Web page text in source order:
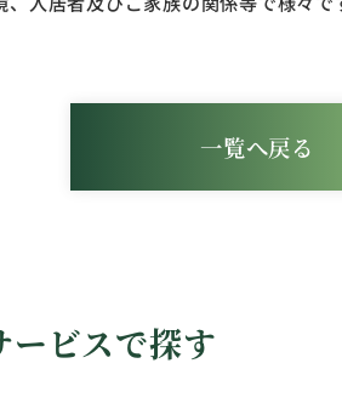
一覧へ戻る
ービスで探す